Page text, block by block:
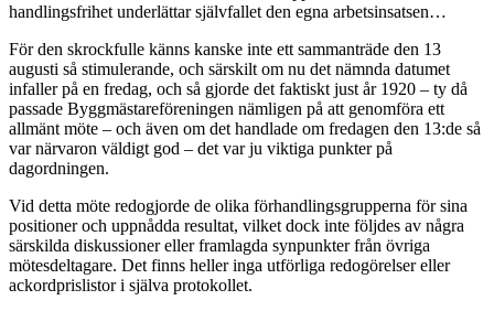
handlingsfrihet underlättar självfallet den egna arbetsinsatsen…
För den skrockfulle känns kanske inte ett sammanträde den 13
augusti så stimulerande, och särskilt om nu det nämnda datumet
infaller på en fredag, och så gjorde det faktiskt just år 1920 – ty då
passade Byggmästareföreningen nämligen på att genomföra ett
allmänt möte – och även om det handlade om fredagen den 13:de så
var närvaron väldigt god – det var ju viktiga punkter på
dagordningen.
Vid detta möte redogjorde de olika förhandlingsgrupperna för sina
positioner och uppnådda resultat, vilket dock inte följdes av några
särskilda diskussioner eller framlagda synpunkter från övriga
mötesdeltagare. Det finns heller inga utförliga redogörelser eller
ackordprislistor i själva protokollet.